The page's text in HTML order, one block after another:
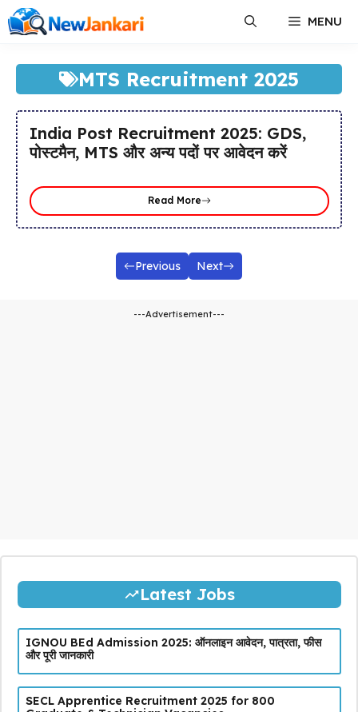
Skip
to
MENU
MTS Recruitment 2025
India Post Recruitment 2025: GDS,
पोस्टमैन, MTS और अन्य पदों पर आवेदन करें
Read More
Previous Next
---Advertisement---
Latest Jobs
IGNOU BEd Admission 2025: ऑनलाइन आवेदन, पात्रता, फीस
और पूरी जानकारी
SECL Apprentice Recruitment 2025 for 800